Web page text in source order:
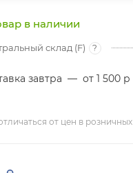
в наличии
склад (F) ?
завтра — от 1 500 р
от цен в